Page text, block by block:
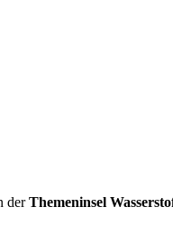
derThemeninsel